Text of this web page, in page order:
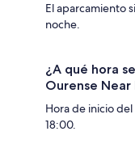
El aparcamiento
noche.
¿A qué hora
Ourense Near
Hora de inicio
18:00.